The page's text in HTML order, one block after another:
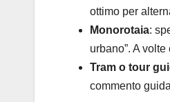
ottimo per
Monorotaia:
urbano”. A
Tram o tour
commento